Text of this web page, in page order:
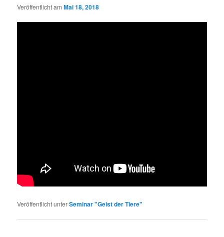
Veröffentlicht amMai 18, 2018
Veröffentlicht unterSeminar "Geist der Tiere"